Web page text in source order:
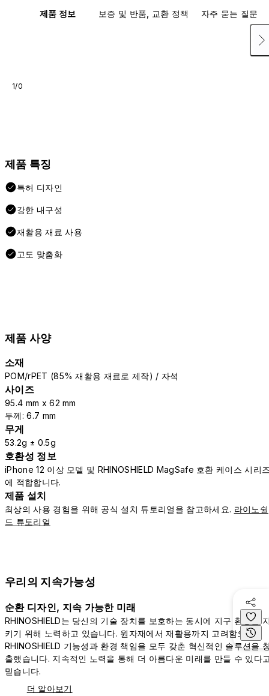
제품 정보 보증 및 반품, 교환 정책 자주 묻는 질문
1/0
제품 특징
특허 디자인
강한 내구성
재활용 재료 사용
고도 맞춤화
제품 사양
소재
POM/rPET (85% 재활용 재료로 제작) / 자석
사이즈
95.4 mm x 62 mm
두께: 6.7 mm
무게
53.2g ± 0.5g
호환성 정보
iPhone 12 이상 모델 및 RHINOSHIELD MagSafe 호환 케이스 시리
에 적합합니다.
제품 설치
최상의 사용 경험을 위해 공식 설치 튜토리얼을 참고하세요. 라이노쉴
드 튜토리얼
우리의 지속가능성
순환 디자인, 지속 가능한 미래
RHINOSHIELD는 당신의 기술 장치를 보호하는 동시에 지구 환경을
키기 위해 노력하고 있습니다. 원자재에서 재활용까지 고려함으로써
RHINOSHIELD 기능성과 환경 책임을 모두 갖춘 혁신적인 솔루션을
출했습니다. 지속적인 노력을 통해 더 아름다운 미래를 만들 수 있다
믿습니다.
더 알아보기